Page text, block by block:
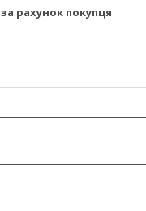
за рахунок покупця